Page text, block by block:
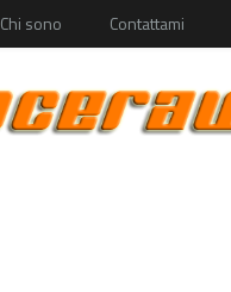
Chi sono Contattami